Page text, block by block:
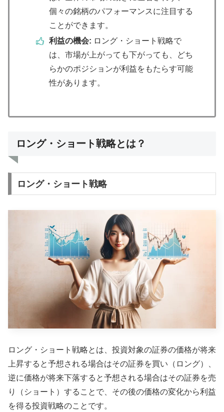
個々の銘柄のパフォーマンスに注目する
ことができます。
利益の機会: ロング・ショート戦略で
は、市場が上がっても下がっても、どち
らかのポジションが利益をもたらす可能
性があります。
ロング・ショート戦略とは？
ロング・ショート戦略
ロング・ショート戦略とは、投資対象の証券の価格が将来
上昇すると予想される場合はその証券を買い（ロング）、
逆に価格が将来下落すると予想される場合はその証券を売
り（ショート）することで、その後の価格の変化から利益
を得る投資戦略のことです。